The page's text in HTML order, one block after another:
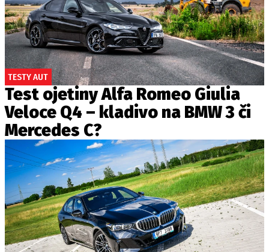
TESTY AUT
Test ojetiny Alfa Romeo Giulia
Veloce Q4 – kladivo na BMW 3 či
Mercedes C?